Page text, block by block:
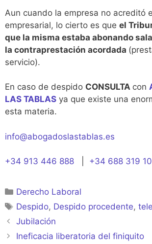
Aun cuando la empresa no acreditó
empresarial, lo cierto es que el
que la misma estaba abonando
la contraprestación acordada
servicio).
En caso de despido CONSULTA con
LAS TABLAS ya que existe una
esta materia.
info@abogadoslastablas.es
+34 913 446 888 +34 688 319
Categorías
Derecho Laboral
Etiquetas
Despido, Despido procedente,
Jubilación
Ineficacia liberatoria del finiquito